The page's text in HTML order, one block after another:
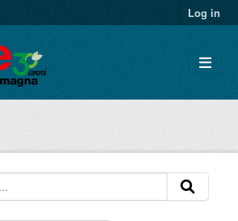
Log in